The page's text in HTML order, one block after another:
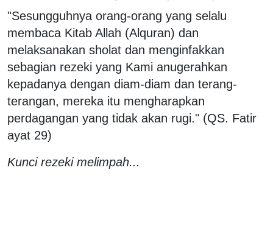
"Sesungguhnya orang-orang yang selalu
membaca Kitab Allah (Alquran) dan
melaksanakan sholat dan menginfakkan
sebagian rezeki yang Kami anugerahkan
kepadanya dengan diam-diam dan terang-
terangan, mereka itu mengharapkan
perdagangan yang tidak akan rugi." (QS. Fatir
ayat 29)
Kunci rezeki melimpah...